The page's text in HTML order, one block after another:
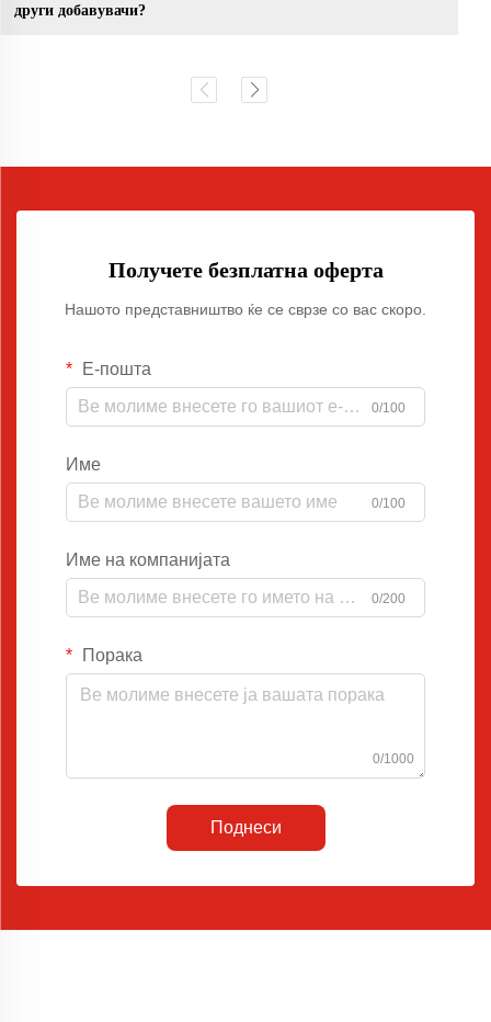
други добавувачи?
Получете безплатна оферта
Нашото представништво ќе се сврзе со вас скоро.
Е-пошта
0/100
Име
0/100
Име на компанијата
0/200
Порака
0/1000
Поднеси